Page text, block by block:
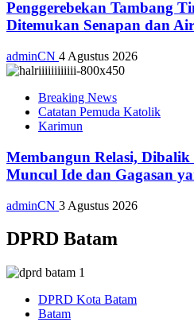
Penggerebekan Tambang
Ditemukan Senapan dan
adminCN 4 Agustus 2026
Breaking News
Catatan Pemuda Katolik
Karimun
Membangun Relasi,
Muncul Ide dan Gagasan
adminCN 3 Agustus 2026
DPRD Batam
DPRD Kota Batam
Batam